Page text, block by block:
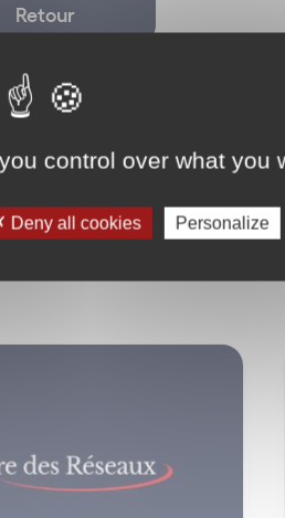
Retour
control over what you
Deny all cookies Personalize